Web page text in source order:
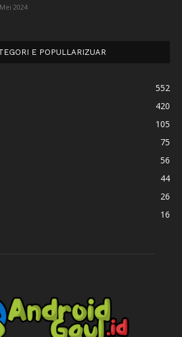
2024
E POPULLARIZUAR
552
420
105
75
56
44
26
16